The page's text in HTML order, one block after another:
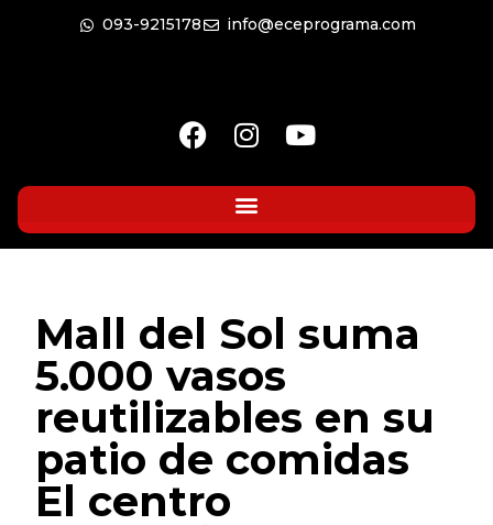
093-9215178 info@eceprograma.com
Mall del Sol suma
5.000 vasos
reutilizables en su
patio de comidas
El centro